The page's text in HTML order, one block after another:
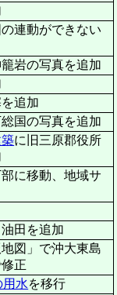
連動ができない
岩の写真を追加
追加
国の写真を追加
に旧三原郡役所
に移動、地域サ
田を追加
図」で沖大東島
正
用水を移行